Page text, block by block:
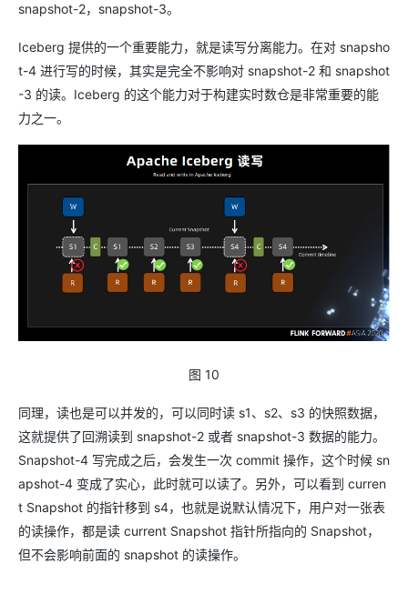
snapshot-2，snapshot-3。
Iceberg 提供的一个重要能力，就是读写分离能力。在对 snapsho
t-4 进行写的时候，其实是完全不影响对 snapshot-2 和 snapshot
-3 的读。Iceberg 的这个能力对于构建实时数仓是非常重要的能
力之一。
图 10
同理，读也是可以并发的，可以同时读 s1、s2、s3 的快照数据，
这就提供了回溯读到 snapshot-2 或者 snapshot-3 数据的能力。
Snapshot-4 写完成之后，会发生一次 commit 操作，这个时候 sn
apshot-4 变成了实心，此时就可以读了。另外，可以看到 curren
t Snapshot 的指针移到 s4，也就是说默认情况下，用户对一张表
的读操作，都是读 current Snapshot 指针所指向的 Snapshot，
但不会影响前面的 snapshot 的读操作。